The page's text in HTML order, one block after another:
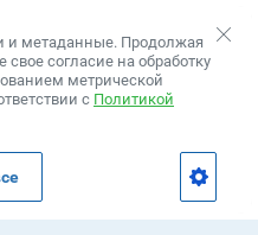
и метаданные. Продолжая
согласие на обработку
метрической
с Политикой